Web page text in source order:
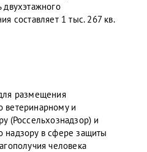
составляет 1 тыс. 267 кв.
размещения
и
(Россельхознадзор) и
в сфере защиты
человека